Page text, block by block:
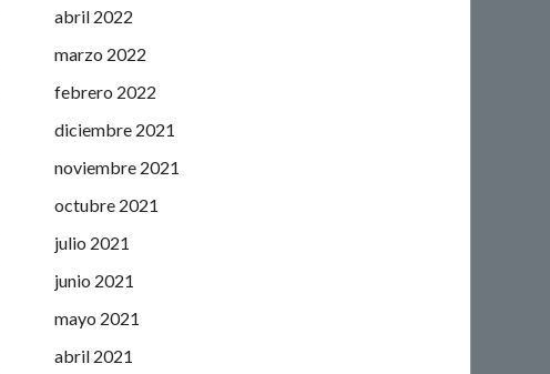
abril 2022
marzo 2022
febrero 2022
diciembre 2021
noviembre 2021
octubre 2021
julio 2021
junio 2021
mayo 2021
abril 2021